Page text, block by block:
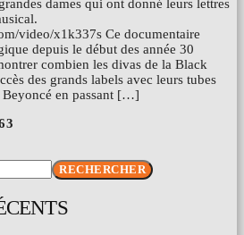
dames qui ont donné leurs lettres
video/x1k337s Ce documentaire
depuis le début des année 30
combien les divas de la Black
des grands labels avec leurs tubes
Beyoncé en passant […]
RECHERCHER